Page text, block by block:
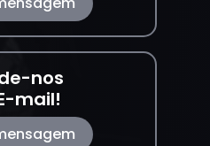
nos
mail!